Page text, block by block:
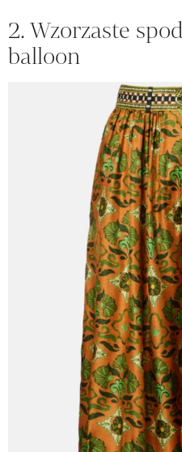
2. Wzorzaste
balloon